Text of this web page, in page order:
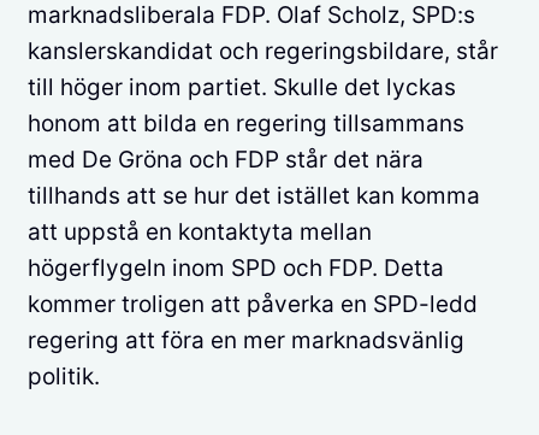
marknadsliberala FDP. Olaf Scholz, SPD:s
kanslerskandidat och regeringsbildare, står
till höger inom partiet. Skulle det lyckas
honom att bilda en regering tillsammans
med De Gröna och FDP står det nära
tillhands att se hur det istället kan komma
att uppstå en kontaktyta mellan
högerflygeln inom SPD och FDP. Detta
kommer troligen att påverka en SPD-ledd
regering att föra en mer marknadsvänlig
politik.